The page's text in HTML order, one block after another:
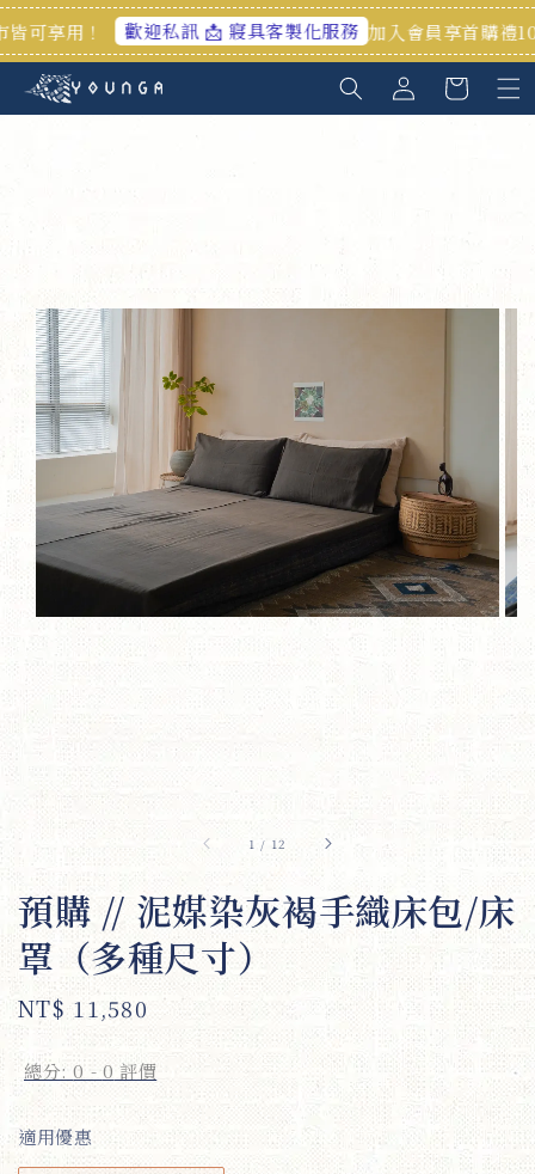
歡迎私訊 📩 寢具客製化服務 加入會員享首購禮100元🎁官網/高
1 / 12
預購 // 泥媒染灰褐手織床包/床
罩（多種尺寸）
Regular
price
NT$ 11,580
總分:0 - 0 評價
適用優惠